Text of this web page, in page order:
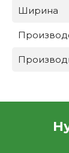
Ширина